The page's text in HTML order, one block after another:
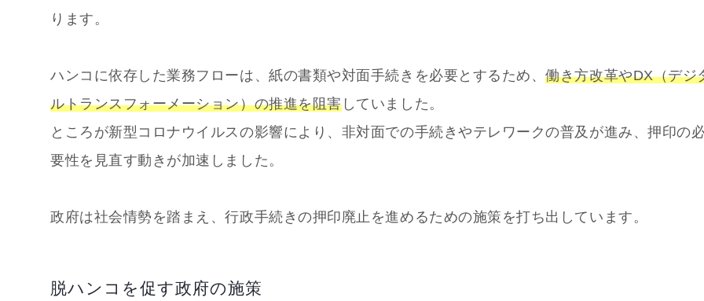
ります。
ハンコに依存した業務フローは、紙の書類や対面手続きを必要とするため、働き方改革やDX（デジ
ルトランスフォーメーション）の推進を阻害していました。
ところが新型コロナウイルスの影響により、非対面での手続きやテレワークの普及が進み、押印の
要性を見直す動きが加速しました。
政府は社会情勢を踏まえ、行政手続きの押印廃止を進めるための施策を打ち出しています。
脱ハンコを促す政府の施策